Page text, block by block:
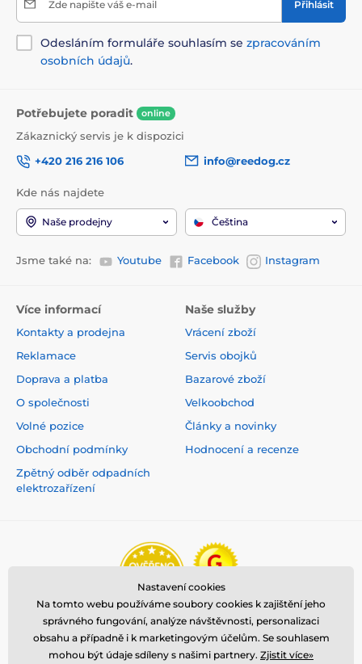
Zde napište váš e-mail Přihlásit
Odesláním formuláře souhlasím se zpracováním
osobních údajů.
Potřebujete poradit online
Zákaznický servis je k dispozici
+420 216 216 106
info@reedog.cz
Kde nás najdete
Naše prodejny Čeština
Jsme také na: Youtube Facebook Instagram
Více informací
Kontakty a prodejna
Reklamace
Doprava a platba
O společnosti
Volné pozice
Obchodní podmínky
Zpětný odběr odpadních
elektrozařízení
Naše služby
Vrácení zboží
Servis obojků
Bazarové zboží
Velkoobchod
Články a novinky
Hodnocení a recenze
Nastavení cookies
Na tomto webu používáme soubory cookies k zajištění jeho
správného fungování, analýze návštěvnosti, personalizaci
obsahu a případně i k marketingovým účelům. Se souhlasem
mohou být údaje sdíleny s našimi partnery. Zjistit více»